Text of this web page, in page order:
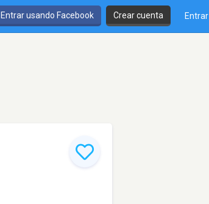
Entrar usando Facebook Crear cuenta Entrar